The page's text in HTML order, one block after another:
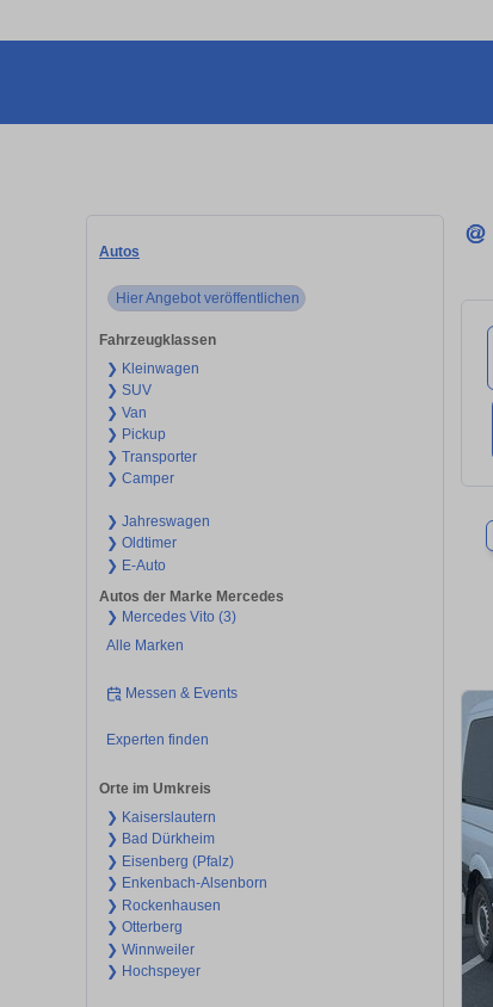
Autos
Hier Angebot veröffentlichen
Fahrzeugklassen
❯ Kleinwagen
❯ SUV
❯ Van
❯ Pickup
❯ Transporter
❯ Camper
❯ Jahreswagen
❯ Oldtimer
❯ E-Auto
Autos der Marke Mercedes
❯ Mercedes Vito (3)
Alle Marken
Messen & Events
Experten finden
Orte im Umkreis
❯ Kaiserslautern
❯ Bad Dürkheim
❯ Eisenberg (Pfalz)
❯ Enkenbach-Alsenborn
❯ Rockenhausen
❯ Otterberg
❯ Winnweiler
❯ Hochspeyer